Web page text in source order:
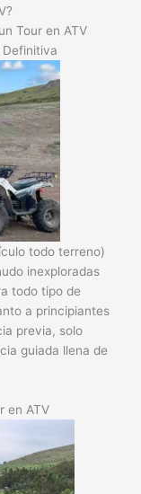
Tour en ATV
todo terreno)
inexploradas
todo tipo de
a principiantes
previa, solo
guiada llena de
en ATV